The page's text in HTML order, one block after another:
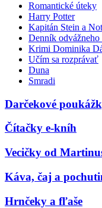
Romantické úteky
Harry Potter
Kapitán Stein a
Denník odvážneho
Krimi Dominika
Učím sa rozprávať
Duna
Smradi
Darčekové
Čítačky e-kníh
Vecičky od
Káva, čaj a
Hrnčeky a fľaše